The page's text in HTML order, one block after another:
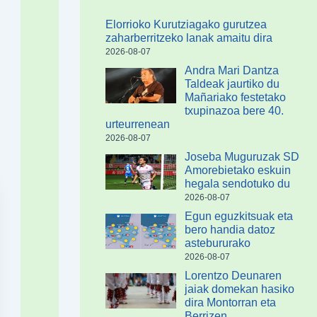
Elorrioko Kurutziagako gurutzea
zaharberritzeko lanak amaitu dira
2026-08-07
Andra Mari Dantza
Taldeak jaurtiko du
Mañariako festetako
txupinazoa bere 40.
urteurrenean
2026-08-07
Joseba Muguruzak SD
Amorebietako eskuin
hegala sendotuko du
2026-08-07
Egun eguzkitsuak eta
bero handia datoz
astebururako
2026-08-07
Lorentzo Deunaren
jaiak domekan hasiko
dira Montorran eta